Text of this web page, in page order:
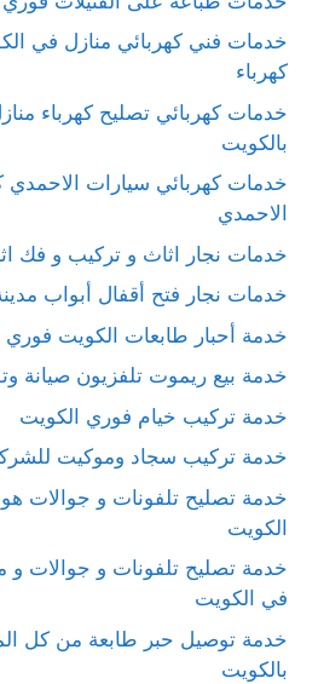
خدمات فني كهربائي منازل في
كهرباء
خدمات كهربائي تصليح كهرباء
بالكويت
خدمات كهربائي سيارات الاحمدي
الاحمدي
خدمات نجار اثاث و تركيب و فك
خدمات نجار فتح أقفال أبواب
خدمة أحبار طابعات الكويت فوري
خدمة بيع ريموت تلفزيون صيانة
خدمة تركيب خيام فوري الكويت
خدمة تركيب سجاد وموكيت
خدمة تصليح تلفونات و جوالات
الكويت
خدمة تصليح تلفونات و جوالات و
في الكويت
خدمة توصيل حبر طابعة من كل
بالكويت